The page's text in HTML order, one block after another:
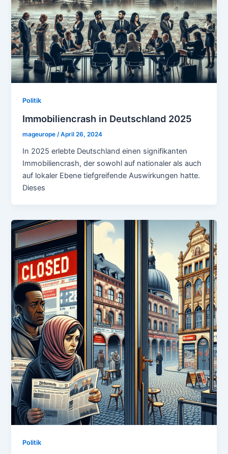
Politik
Immobiliencrash in Deutschland 2025
mageurope /April 26, 2024
In 2025 erlebte Deutschland einen signifikanten
Immobiliencrash, der sowohl auf nationaler als auch
auf lokaler Ebene tiefgreifende Auswirkungen hatte.
Dieses
Politik